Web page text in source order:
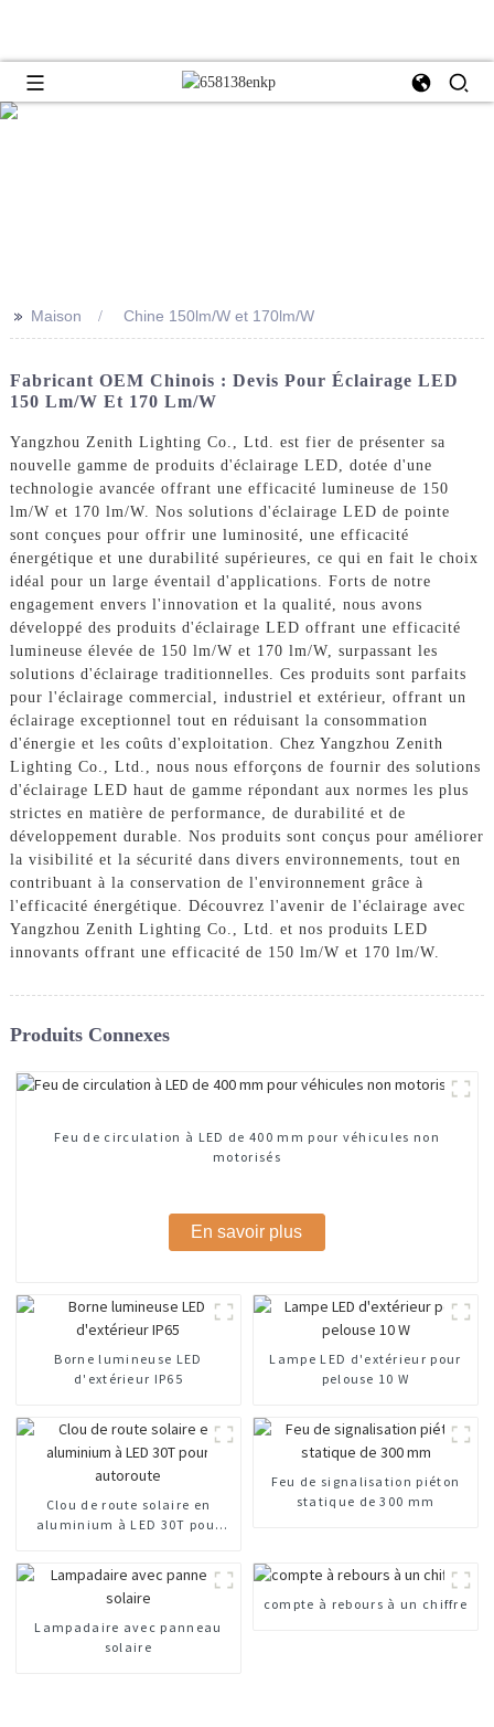
>> Maison Chine 150lm/W et 170lm/W
Fabricant OEM Chinois : Devis Pour Éclairage LED
150 Lm/W Et 170 Lm/W
Yangzhou Zenith Lighting Co., Ltd. est fier de présenter sa
nouvelle gamme de produits d'éclairage LED, dotée d'une
technologie avancée offrant une efficacité lumineuse de 150
lm/W et 170 lm/W. Nos solutions d'éclairage LED de pointe
sont conçues pour offrir une luminosité, une efficacité
énergétique et une durabilité supérieures, ce qui en fait le choix
idéal pour un large éventail d'applications. Forts de notre
engagement envers l'innovation et la qualité, nous avons
développé des produits d'éclairage LED offrant une efficacité
lumineuse élevée de 150 lm/W et 170 lm/W, surpassant les
solutions d'éclairage traditionnelles. Ces produits sont parfaits
pour l'éclairage commercial, industriel et extérieur, offrant un
éclairage exceptionnel tout en réduisant la consommation
d'énergie et les coûts d'exploitation. Chez Yangzhou Zenith
Lighting Co., Ltd., nous nous efforçons de fournir des solutions
d'éclairage LED haut de gamme répondant aux normes les plus
strictes en matière de performance, de durabilité et de
développement durable. Nos produits sont conçus pour améliorer
la visibilité et la sécurité dans divers environnements, tout en
contribuant à la conservation de l'environnement grâce à
l'efficacité énergétique. Découvrez l'avenir de l'éclairage avec
Yangzhou Zenith Lighting Co., Ltd. et nos produits LED
innovants offrant une efficacité de 150 lm/W et 170 lm/W.
Produits Connexes
Feu de circulation à LED de 400 mm pour véhicules non
motorisés
En savoir plus
Borne lumineuse LED
d'extérieur IP65
Lampe LED d'extérieur pour
pelouse 10 W
Clou de route solaire en
aluminium à LED 30T pour
Feu de signalisation piéton
statique de 300 mm
Lampadaire avec panneau
solaire
compte à rebours à un chiffre